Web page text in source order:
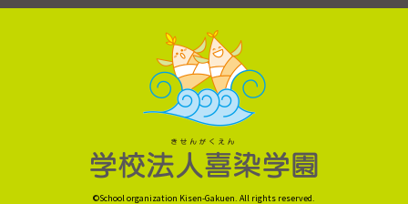
©School organization Kisen-Gakuen. All rights reserved.